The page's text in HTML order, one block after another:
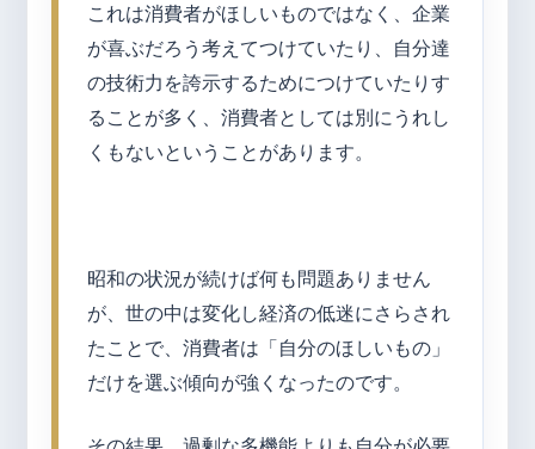
これは消費者がほしいものではなく、企業
が喜ぶだろう考えてつけていたり、自分達
の技術力を誇示するためにつけていたりす
ることが多く、消費者としては別にうれし
くもないということがあります。
昭和の状況が続けば何も問題ありません
が、世の中は変化し経済の低迷にさらされ
たことで、消費者は「自分のほしいもの」
だけを選ぶ傾向が強くなったのです。